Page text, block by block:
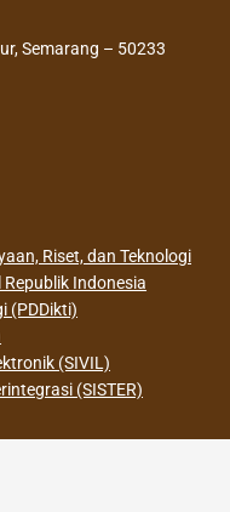
Semarang – 50233
Riset, dan Teknologi
Indonesia
(PDDikti)
(SIVIL)
(SISTER)